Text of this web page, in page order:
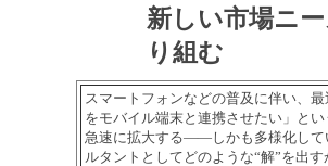
新しい市場ニ
り組む
スマートフォンなどの普及に伴い、
をモバイル端末と連携させたい」と
急速に拡大する――しかも多様化し
ルタントとしてどのような“解”を出す